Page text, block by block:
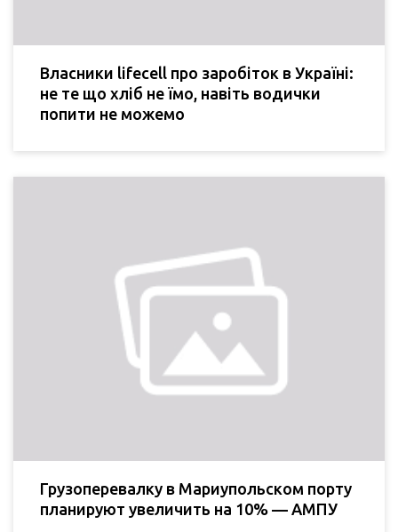
Власники lifecell про заробіток в Україні:
не те що хліб не їмо, навіть водички
попити не можемо
Грузоперевалку в Мариупольском порту
планируют увеличить на 10% — АМПУ